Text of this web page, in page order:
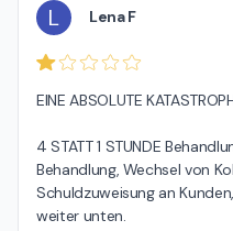
wenn die Schuld bei uns
wegen des neu gelieferten
Nägelverlängerung
einigen anderen. Wir haben
das Angebot dankend
komisch angeguckt
weil wir keinen Grund
schon einig waren.
L Lena F
EINE ABSOLUTE
4 STATT 1 STUNDE
Behandlung, Wechsel von
Schuldzuweisung an
weiter unten.